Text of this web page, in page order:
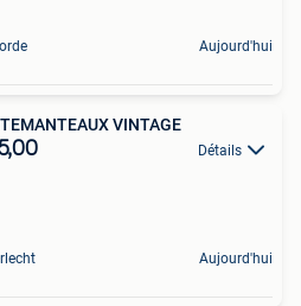
Aujourd'hui
VINTAGE
Détails
Aujourd'hui